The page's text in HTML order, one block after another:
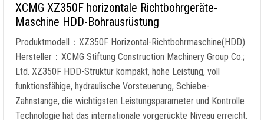
XCMG XZ350F horizontale Richtbohrgeräte-
Maschine HDD-Bohrausrüstung
Produktmodell：XZ350F Horizontal-Richtbohrmaschine(HDD)
Hersteller：XCMG Stiftung Construction Machinery Group Co.;
Ltd. XZ350F HDD-Struktur kompakt, hohe Leistung, voll
funktionsfähige, hydraulische Vorsteuerung, Schiebe-
Zahnstange, die wichtigsten Leistungsparameter und Kontrolle
Technologie hat das internationale vorgerückte Niveau erreicht.